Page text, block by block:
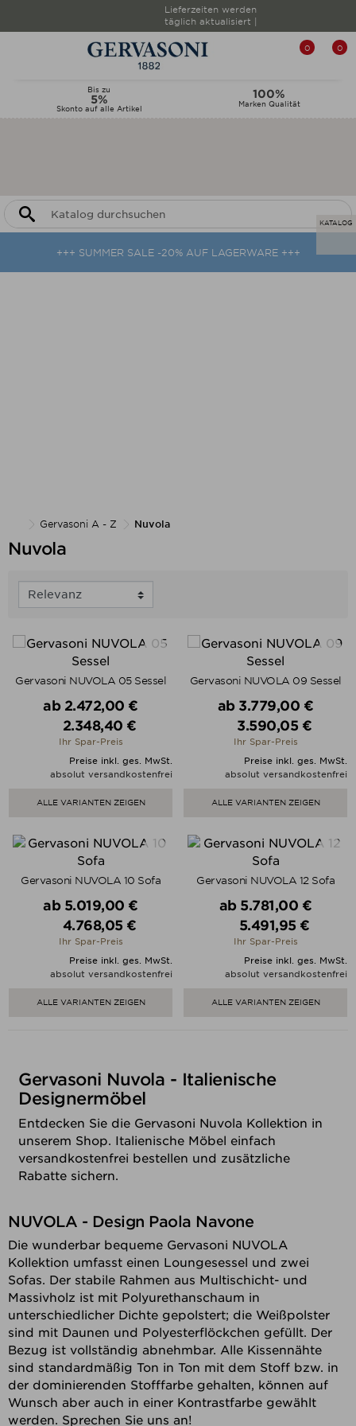
Lieferzeiten werden
täglich aktualisiert |
0 0
Bis zu
5%
Skonto auf alle Artikel
100%
Marken Qualität
+++ SUMMER SALE -20% AUF LAGERWARE +++
Gervasoni A - Z Nuvola
Nuvola
Gervasoni NUVOLA 05 Sessel
Verkaufspreis
ab 2.472,00 €
Preis
2.348,40 €
Ihr Spar-Preis
Preise inkl. ges. MwSt.
absolut versandkostenfrei
ALLE VARIANTEN ZEIGEN
Gervasoni NUVOLA 09 Sessel
Verkaufspreis
ab 3.779,00 €
Preis
3.590,05 €
Ihr Spar-Preis
Preise inkl. ges. MwSt.
absolut versandkostenfrei
ALLE VARIANTEN ZEIGEN
Gervasoni NUVOLA 10 Sofa
Verkaufspreis
ab 5.019,00 €
Preis
4.768,05 €
Ihr Spar-Preis
Preise inkl. ges. MwSt.
absolut versandkostenfrei
ALLE VARIANTEN ZEIGEN
Gervasoni NUVOLA 12 Sofa
Verkaufspreis
ab 5.781,00 €
Preis
5.491,95 €
Ihr Spar-Preis
Preise inkl. ges. MwSt.
absolut versandkostenfrei
ALLE VARIANTEN ZEIGEN
Gervasoni Nuvola - Italienische
Designermöbel
Entdecken Sie die Gervasoni Nuvola Kollektion in
unserem Shop. Italienische Möbel einfach
versandkostenfrei bestellen und zusätzliche
Rabatte sichern.
NUVOLA - Design Paola Navone
Die wunderbar bequeme Gervasoni NUVOLA
Kollektion umfasst einen Loungesessel und zwei
Sofas. Der stabile Rahmen aus Multischicht- und
Massivholz ist mit Polyurethanschaum in
unterschiedlicher Dichte gepolstert; die Weißpolster
sind mit Daunen und Polyesterflöckchen gefüllt. Der
Bezug ist vollständig abnehmbar. Alle Kissennähte
sind standardmäßig Ton in Ton mit dem Stoff bzw. in
der dominierenden Stofffarbe gehalten, können auf
Wunsch aber auch in einer Kontrastfarbe gewählt
werden. Sprechen Sie uns an!
KATALOG